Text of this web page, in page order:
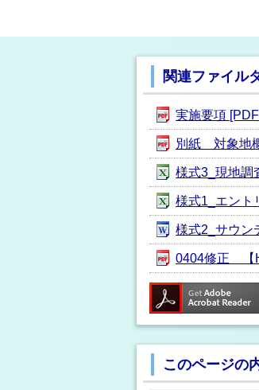
関連ファイル
実施要項
別紙 対象地
様式3_現地調
様式1_エント
様式2_サウン
0404修正 【
このページの